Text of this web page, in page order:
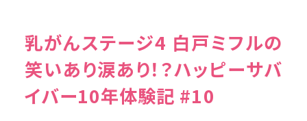
乳がんステージ4 白戸ミフルの
笑いあり涙あり！？ハッピーサバ
イバー10年体験記 #10